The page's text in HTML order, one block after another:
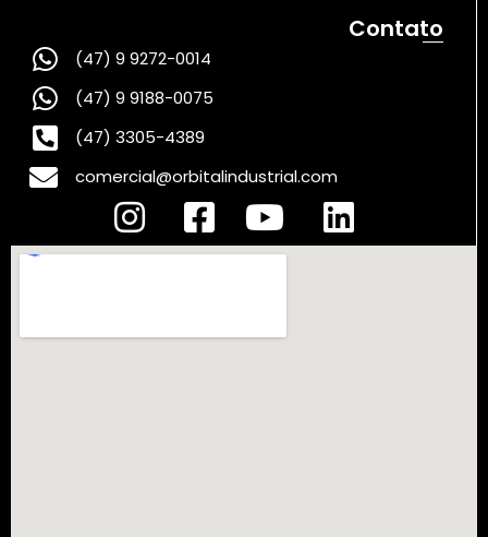
Contato
(47) 9 9272-0014
(47) 9 9188-0075
(47) 3305-4389
comercial@orbitalindustrial.com